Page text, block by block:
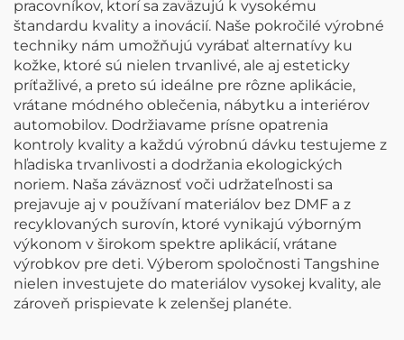
pracovníkov, ktorí sa zaväzujú k vysokému
štandardu kvality a inovácií. Naše pokročilé výrobné
techniky nám umožňujú vyrábať alternatívy ku
kožke, ktoré sú nielen trvanlivé, ale aj esteticky
príťažlivé, a preto sú ideálne pre rôzne aplikácie,
vrátane módného oblečenia, nábytku a interiérov
automobilov. Dodržiavame prísne opatrenia
kontroly kvality a každú výrobnú dávku testujeme z
hľadiska trvanlivosti a dodržania ekologických
noriem. Naša záväznosť voči udržateľnosti sa
prejavuje aj v používaní materiálov bez DMF a z
recyklovaných surovín, ktoré vynikajú výborným
výkonom v širokom spektre aplikácií, vrátane
výrobkov pre deti. Výberom spoločnosti Tangshine
nielen investujete do materiálov vysokej kvality, ale
zároveň prispievate k zelenšej planéte.